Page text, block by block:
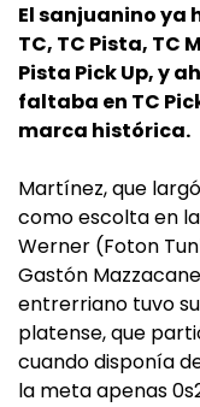
El sanjuanino ya
TC, TC Pista, TC
Pista Pick Up, y
faltaba en TC
marca histórica.
Martínez, que
como escolta en
Werner (Foton
Gastón
entrerriano tuvo
platense, que
cuando disponía
la meta apenas